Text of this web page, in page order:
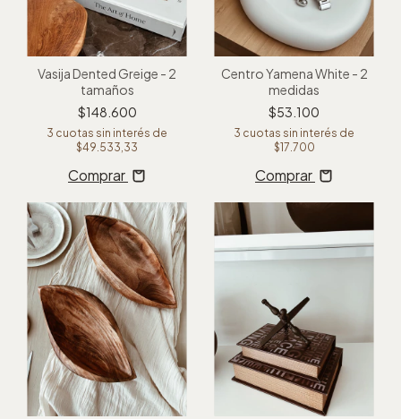
Vasija Dented Greige - 2
tamaños
$148.600
3 cuotas sin interés de
$49.533,33
Comprar
Centro Yamena White - 2
medidas
$53.100
3 cuotas sin interés de
$17.700
Comprar